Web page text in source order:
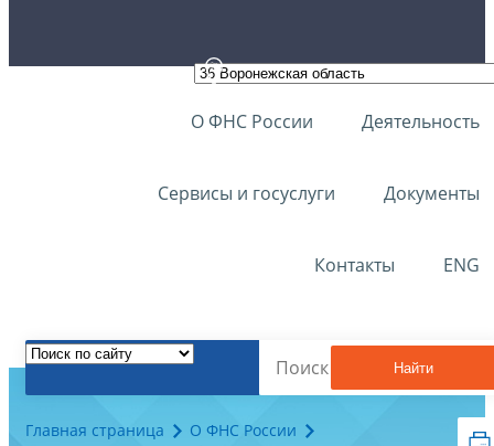
О ФНС России Деятельность
Сервисы и госуслуги Документы
Контакты ENG
Найти
Главная страница
О ФНС России